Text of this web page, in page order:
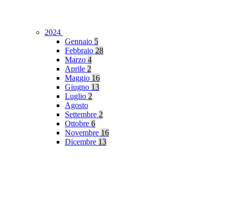
2024
Gennaio 5
Febbraio 28
Marzo 4
Aprile 2
Maggio 16
Giugno 13
Luglio 2
Agosto
Settembre 2
Ottobre 6
Novembre 16
Dicembre 13